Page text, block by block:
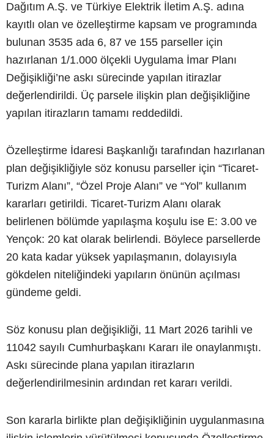
Dağıtım A.Ş. ve Türkiye Elektrik İletim A.Ş. adına
kayıtlı olan ve özelleştirme kapsam ve programında
bulunan 3535 ada 6, 87 ve 155 parseller için
hazırlanan 1/1.000 ölçekli Uygulama İmar Planı
Değişikliği’ne askı sürecinde yapılan itirazlar
değerlendirildi. Üç parsele ilişkin plan değişikliğine
yapılan itirazların tamamı reddedildi.
Özelleştirme İdaresi Başkanlığı tarafından hazırlanan
plan değişikliğiyle söz konusu parseller için “Ticaret-
Turizm Alanı”, “Özel Proje Alanı” ve “Yol” kullanım
kararları getirildi. Ticaret-Turizm Alanı olarak
belirlenen bölümde yapılaşma koşulu ise E: 3.00 ve
Yençok: 20 kat olarak belirlendi. Böylece parsellerde
20 kata kadar yüksek yapılaşmanın, dolayısıyla
gökdelen niteliğindeki yapıların önünün açılması
gündeme geldi.
Söz konusu plan değişikliği, 11 Mart 2026 tarihli ve
11042 sayılı Cumhurbaşkanı Kararı ile onaylanmıştı.
Askı sürecinde plana yapılan itirazların
değerlendirilmesinin ardından ret kararı verildi.
Son kararla birlikte plan değişikliğinin uygulanmasına